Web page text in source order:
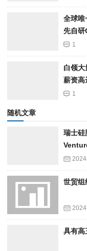
全球唯
先自研
1
白领
薪资高
1
随机文章
瑞士
世贸组
具有高